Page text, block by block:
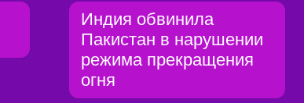
Индия обвинила
Пакистан в нарушении
режима прекращения
огня